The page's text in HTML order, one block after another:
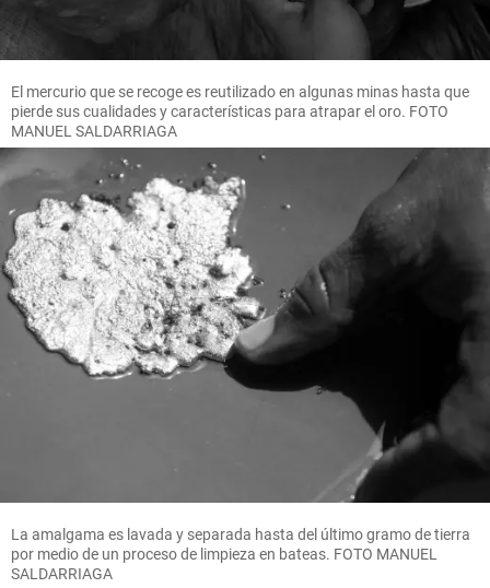
El mercurio que se recoge es reutilizado en algunas minas hasta que
pierde sus cualidades y características para atrapar el oro. FOTO
MANUEL SALDARRIAGA
La amalgama es lavada y separada hasta del último gramo de tierra
por medio de un proceso de limpieza en bateas. FOTO MANUEL
SALDARRIAGA